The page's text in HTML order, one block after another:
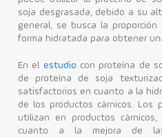
soja desgrasada, debido a su
general, se busca la
forma hidratada para obtener
En el estudio con proteína de
de proteína de soja
satisfactorios en cuanto a la
de los productos cárnicos. Los
utilizan en productos
cuanto a la mejora de las